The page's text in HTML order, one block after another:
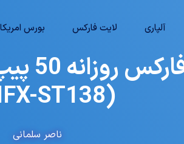
آلپاری لایت فارکس بورس امریکا
💹
(IFX-ST138) 💯
ناصر سلمانی